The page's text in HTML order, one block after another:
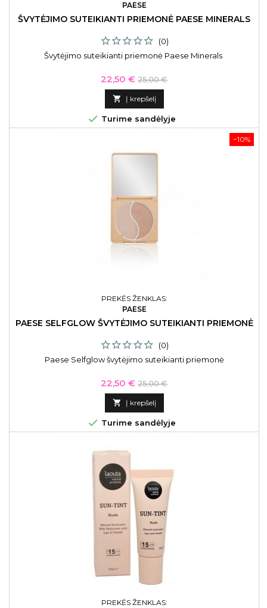
PAESE
ŠVYTĖJIMO SUTEIKIANTI PRIEMONĖ PAESE MINERALS
(0)
Švytėjimo suteikianti priemonė Paese Minerals
Kaina
22,50 € Bazinė
kaina
25,00 €
 Į krepšelį
 Turime sandėlyje
−10%
PREKĖS ŽENKLAS:
PAESE
PAESE SELFGLOW ŠVYTĖJIMO SUTEIKIANTI PRIEMONĖ
(0)
Paese Selfglow švytėjimo suteikianti priemonė
Kaina
22,50 € Bazinė
kaina
25,00 €
 Į krepšelį
 Turime sandėlyje
PREKĖS ŽENKLAS: